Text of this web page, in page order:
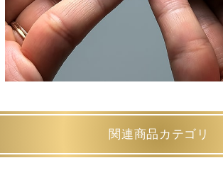
関連商品カテゴリ